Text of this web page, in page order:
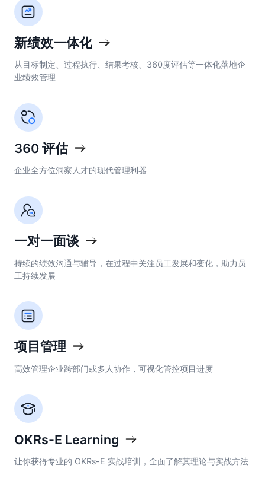
新绩效一体化
从目标制定、过程执行、结果考核、360度评估等一体化落地企
业绩效管理
360 评估
企业全方位洞察人才的现代管理利器
一对一面谈
持续的绩效沟通与辅导，在过程中关注员工发展和变化，助力员
工持续发展
项目管理
高效管理企业跨部门或多人协作，可视化管控项目进度
OKRs-E Learning
让你获得专业的 OKRs-E 实战培训，全面了解其理论与实战方法